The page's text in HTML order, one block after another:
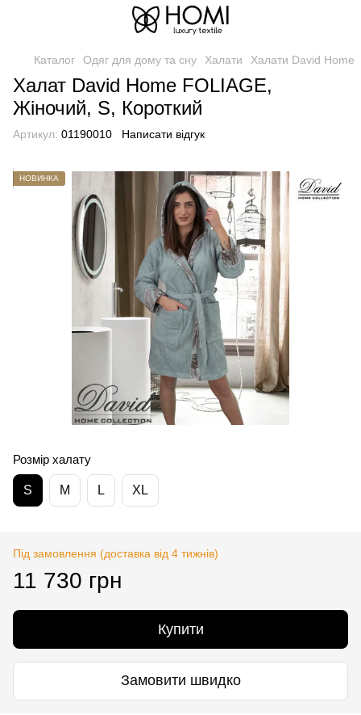
Каталог Одяг для дому та сну Халати Халати David Home
Халат David Home FOLIAGE,
Жіночий, S, Короткий
Артикул: 01190010 Написати відгук
НОВИНКА
Розмір халату
S M L XL
Під замовлення (доставка від 4 тижнів)
11 730 грн
Купити
Замовити швидко